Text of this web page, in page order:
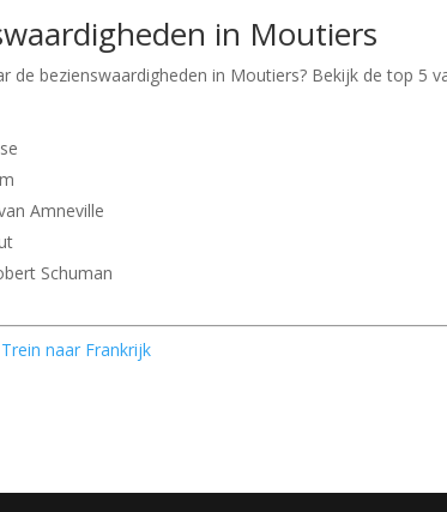
in Moutiers
de bezienswaardigheden in Moutiers? Bekijk de top 5
Amneville
Schuman
Trein naar Frankrijk